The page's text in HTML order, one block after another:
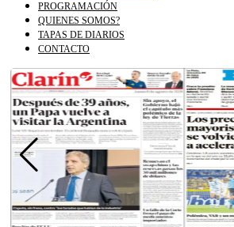
PROGRAMACIÓN
QUIENES SOMOS?
TAPAS DE DIARIOS
CONTACTO